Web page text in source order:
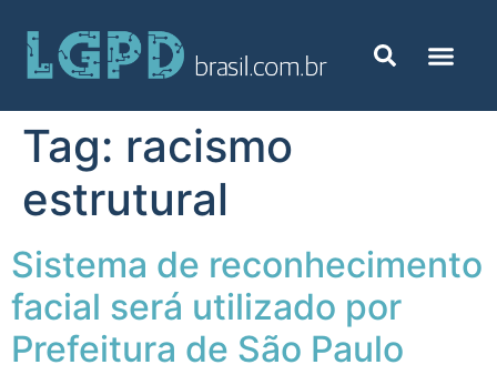
Tag: racismo
estrutural
Sistema de reconhecimento
facial será utilizado por
Prefeitura de São Paulo